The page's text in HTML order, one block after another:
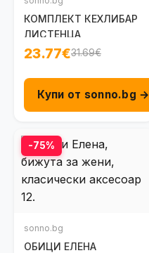
КОМПЛЕКТ КЕХЛИБАР
ЛИСТЕНЦА
23.77€31.69€
Купи от sonno.bg →
-75%
sonno.bg
ОБИЦИ ЕЛЕНА